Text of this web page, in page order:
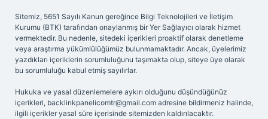
Sitemiz, 5651 Sayılı Kanun gereğince Bilgi Teknolojileri ve İletişim
Kurumu (BTK) tarafından onaylanmış bir Yer Sağlayıcı olarak hizmet
vermektedir. Bu nedenle, sitedeki içerikleri proaktif olarak denetleme
veya araştırma yükümlülüğümüz bulunmamaktadır. Ancak, üyelerimiz
yazdıkları içeriklerin sorumluluğunu taşımakta olup, siteye üye olarak
bu sorumluluğu kabul etmiş sayılırlar.
Hukuka ve yasal düzenlemelere aykırı olduğunu düşündüğünüz
içerikleri, backlinkpanelicomtr@gmail.com adresine bildirmeniz halinde,
ilgili içerikler yasal süre içerisinde sitemizden kaldırılacaktır.